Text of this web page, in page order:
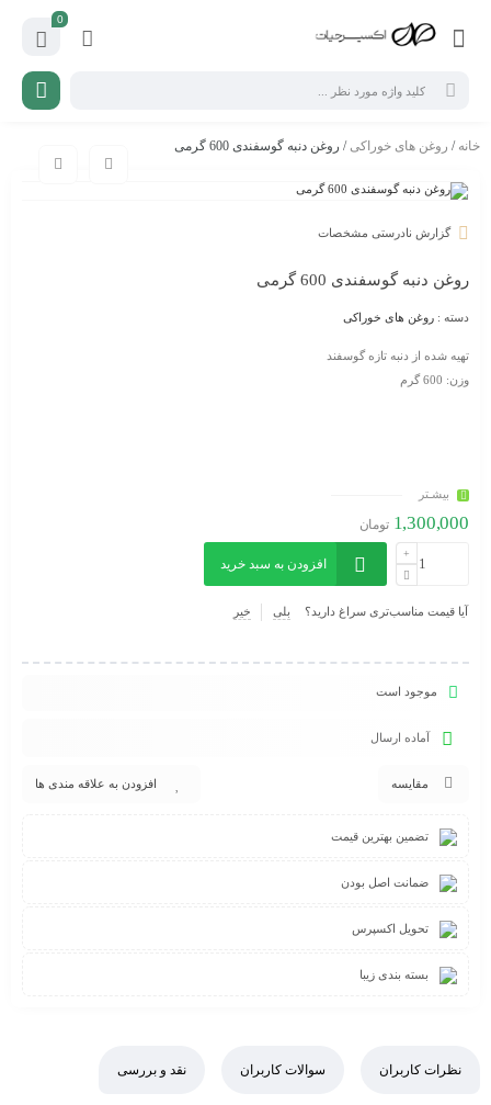
0
خانه / روغن های خوراکی / روغن دنبه گوسفندی 600 گرمی
گزارش نادرستی مشخصات
روغن دنبه گوسفندی 600 گرمی
دسته : روغن های خوراکی
تهیه شده از دنبه تازه گوسفند
وزن: 600 گرم
بیشـتر
1,300,000 تومان
افزودن به سبد خرید
آیا قیمت مناسب‌تری سراغ دارید؟ بلی خیر
موجود است
آماده ارسال
مقایسه افزودن به علاقه مندی ها
تضمین بهترین قیمت
ضمانت اصل بودن
تحویل اکسپرس
بسته بندی زیبا
نظرات کاربران سوالات کاربران نقد و بررسی